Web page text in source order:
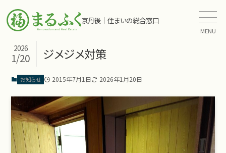
京丹後｜住まいの総合窓口
MENU
ジメジメ対策
2026
1/20
お知らせ 2015年7月1日 2026年1月20日